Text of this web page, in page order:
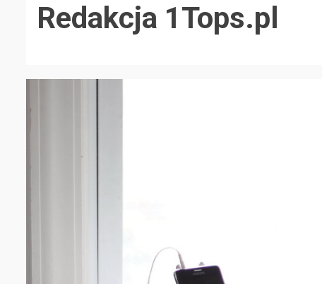
Redakcja 1Tops.pl